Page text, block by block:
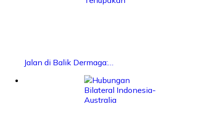
Jalan di Balik Dermaga:…